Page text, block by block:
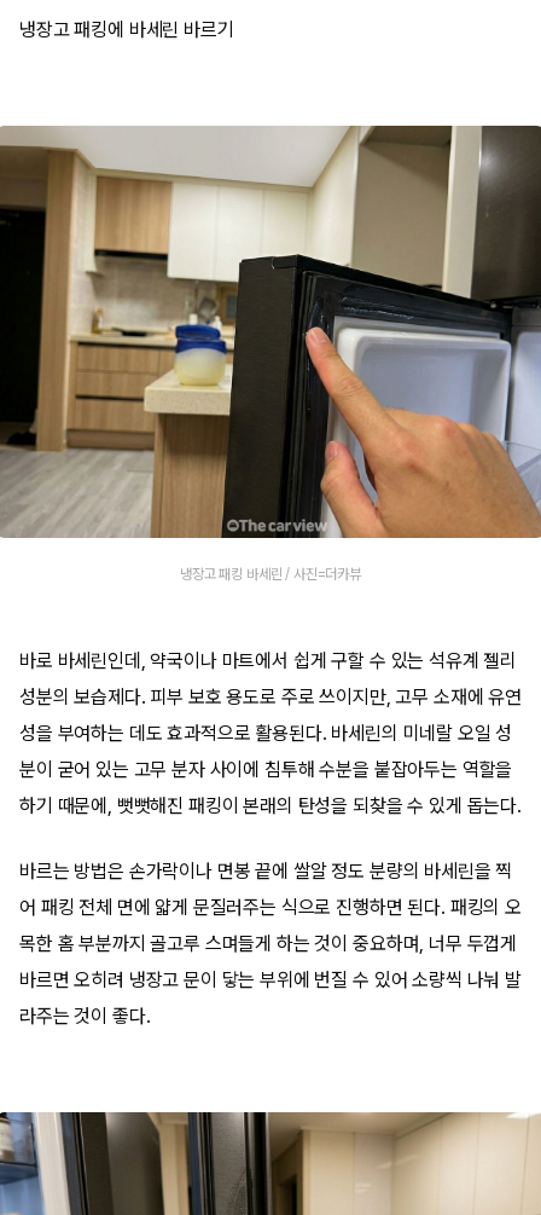
냉장고 패킹에 바세린 바르기
냉장고 패킹 바세린 / 사진=더카뷰
바로 바세린인데, 약국이나 마트에서 쉽게 구할 수 있는 석유계 젤리
성분의 보습제다. 피부 보호 용도로 주로 쓰이지만, 고무 소재에 유연
성을 부여하는 데도 효과적으로 활용된다. 바세린의 미네랄 오일 성
분이 굳어 있는 고무 분자 사이에 침투해 수분을 붙잡아두는 역할을
하기 때문에, 뻣뻣해진 패킹이 본래의 탄성을 되찾을 수 있게 돕는다.
바르는 방법은 손가락이나 면봉 끝에 쌀알 정도 분량의 바세린을 찍
어 패킹 전체 면에 얇게 문질러주는 식으로 진행하면 된다. 패킹의 오
목한 홈 부분까지 골고루 스며들게 하는 것이 중요하며, 너무 두껍게
바르면 오히려 냉장고 문이 닿는 부위에 번질 수 있어 소량씩 나눠 발
라주는 것이 좋다.